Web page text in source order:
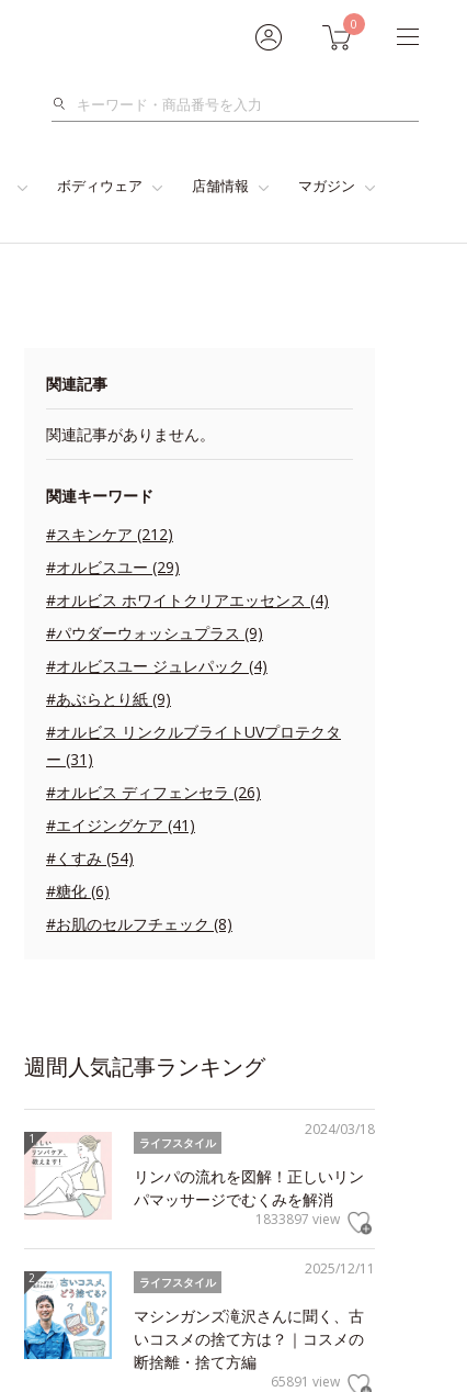
0
検
ボディウェア 店舗情報 マガジン
関連記事
関連記事がありません。
関連キーワード
#スキンケア (212)
#オルビスユー (29)
#オルビス ホワイトクリアエッセンス (4)
#パウダーウォッシュプラス (9)
#オルビスユー ジュレパック (4)
#あぶらとり紙 (9)
#オルビス リンクルブライトUVプロテクタ
ー (31)
#オルビス ディフェンセラ (26)
#エイジングケア (41)
#くすみ (54)
#糖化 (6)
#お肌のセルフチェック (8)
週間人気記事ランキング
2024/03/18
ライフスタイル
リンパの流れを図解！正しいリン
パマッサージでむくみを解消
1833897 view
2025/12/11
ライフスタイル
マシンガンズ滝沢さんに聞く、古
いコスメの捨て方は？｜コスメの
断捨離・捨て方編
65891 view